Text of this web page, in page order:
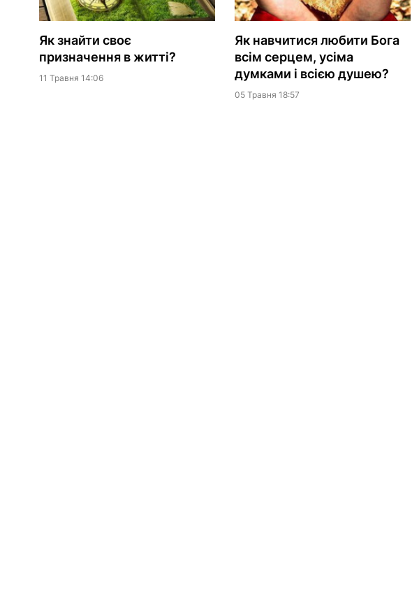
Як знайти своє
призначення в житті?
11 Травня 14:06
Як навчитися любити Бога
всім серцем, усіма
думками і всією душею?
05 Травня 18:57